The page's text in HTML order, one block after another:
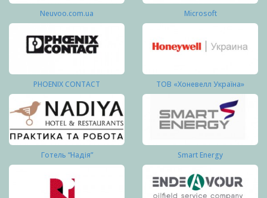
Neuvoo.com.ua Microsoft
PHOENIX CONTACT ТОВ «Хоневелл Україна»
Готель “Надія” Smart Energy